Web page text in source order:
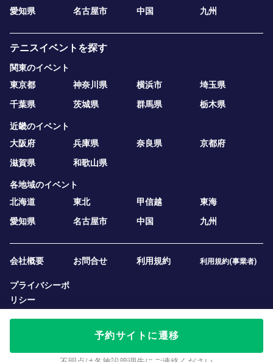
予約サイトに遷移
愛知県
名古屋市 中国 九州
テニスイベントを探す
関東のイベント
東京都
神奈川県 横浜市
埼玉県
千葉県
茨城県 群馬県 栃木県
近畿のイベント
大阪府
兵庫県 奈良県
京都府
滋賀県
和歌山県
各地域のイベント
北海道
東北 甲信越
東海
愛知県
名古屋市 中国 九州
会社概要 お問合せ 利用規約 利用規約(事業者)
プライバシーポ
リシー